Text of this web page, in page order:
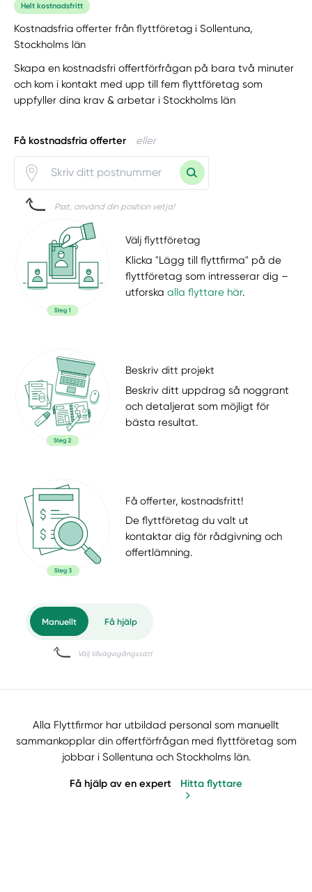
Helt kostnadsfritt
Kostnadsfria offerter från flyttföretag i Sollentuna,
Stockholms län
Skapa en kostnadsfri offertförfrågan på bara två minuter
och kom i kontakt med upp till fem flyttföretag som
uppfyller dina krav & arbetar i Stockholms län
Få kostnadsfria offerter eller
Psst, använd din position vetja!
Välj flyttföretag
Klicka "Lägg till flyttfirma" på de
flyttföretag som intresserar dig –
utforskaalla flyttare här.
Beskriv ditt projekt
Beskriv ditt uppdrag så noggrant
och detaljerat som möjligt för
bästa resultat.
Få offerter, kostnadsfritt!
De flyttföretag du valt ut
kontaktar dig för rådgivning och
offertlämning.
Alla Flyttfirmor har utbildad personal som manuellt
sammankopplar din offertförfrågan med flyttföretag som
jobbar i Sollentuna och Stockholms län.
Få hjälp av en expert Hitta flyttare